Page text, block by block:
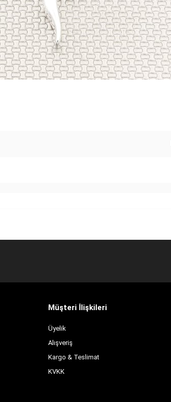
Müşteri İlişkileri
Üyelik
Alışveriş
Kargo & Teslimat
KVKK